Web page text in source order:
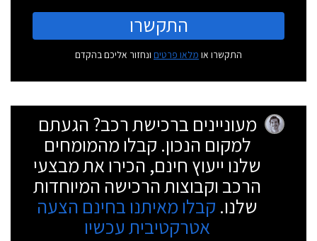
התקשרו
התקשרו או מלאו פרטים ונחזור אליכם בהקדם
מעוניינים ברכישת רכב? הגעתם
למקום הנכון. קבלו מהמומחים
שלנו ייעוץ חינם, הכירו את מבצעי
הרכב וקבוצות הרכישה המיוחדות
שלנו. קבלו מאיתנו בחינם הצעה
אטרקטיבית עכשיו